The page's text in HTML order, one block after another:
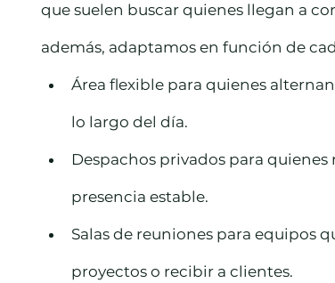
que suelen buscar quienes llegan a
además, adaptamos en función de
Área flexible para quienes
lo largo del día.
Despachos privados para
presencia estable.
Salas de reuniones para equipos
proyectos o recibir a clientes.